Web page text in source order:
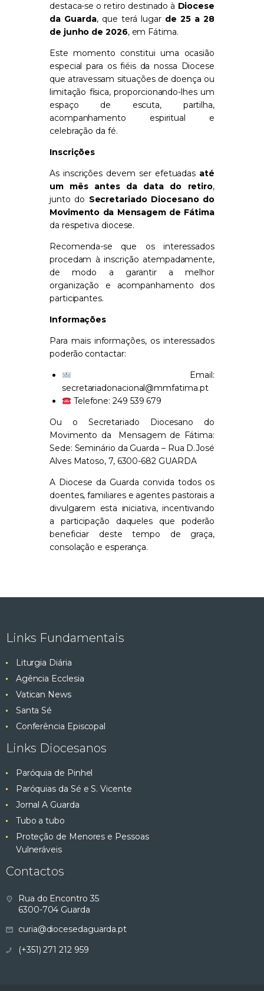
destaca-se o retiro destinado à Diocese
da Guarda, que terá lugar de 25 a 28
de junho de 2026, em Fátima.
Este momento constitui uma ocasião
especial para os fiéis da nossa Diocese
que atravessam situações de doença ou
limitação física, proporcionando-lhes um
espaço de escuta, partilha,
acompanhamento espiritual e
celebração da fé.
Inscrições
As inscrições devem ser efetuadas até
um mês antes da data do retiro,
junto do Secretariado Diocesano do
Movimento da Mensagem de Fátima
da respetiva diocese.
Recomenda-se que os interessados
procedam à inscrição atempadamente,
de modo a garantir a melhor
organização e acompanhamento dos
participantes.
Informações
Para mais informações, os interessados
poderão contactar:
Email:
secretariadonacional@mmfatima.pt
Telefone: 249 539 679
Ou o Secretariado Diocesano do
Movimento da Mensagem de Fátima:
Sede: Seminário da Guarda – Rua D.José
Alves Matoso, 7, 6300-682 GUARDA
A Diocese da Guarda convida todos os
doentes, familiares e agentes pastorais a
divulgarem esta iniciativa, incentivando
a participação daqueles que poderão
beneficiar deste tempo de graça,
consolação e esperança.
Links Fundamentais
Liturgia Diária
Agência Ecclesia
Vatican News
Santa Sé
Conferência Episcopal
Links Diocesanos
Paróquia de Pinhel
Paróquias da Sé e S. Vicente
Jornal A Guarda
Tubo a tubo
Proteção de Menores e Pessoas
Vulneráveis
Contactos
Rua do Encontro 35
6300-704 Guarda
curia@diocesedaguarda.pt
(+351) 271 212 959